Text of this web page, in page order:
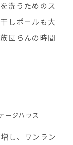
洗うためのス
しポールも大
団らんの時間
し、ワンラン